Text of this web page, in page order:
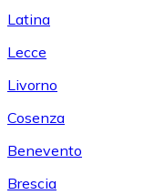
Latina
Lecce
Livorno
Cosenza
Benevento
Brescia